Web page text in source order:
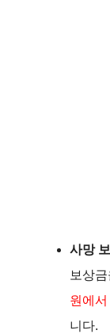
사망
보상
원에
니다.